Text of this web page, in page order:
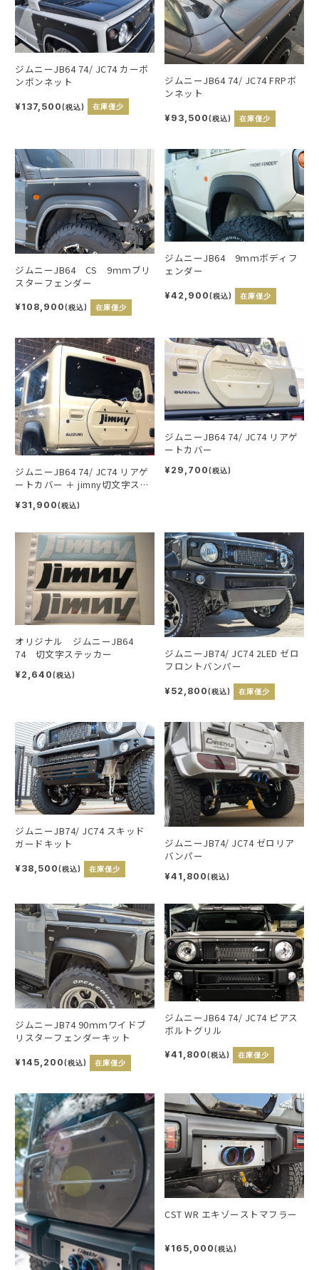
ジムニーJB64 74/ JC74 カーボ
ンボンネット
¥137,500(税込) 在庫僅少
ジムニーJB64 74/ JC74 FRPボ
ンネット
¥93,500(税込) 在庫僅少
ジムニーJB64 CS 9ｍｍブリ
スターフェンダー
¥108,900(税込) 在庫僅少
ジムニーJB64 9ｍｍボディフ
ェンダー
¥42,900(税込) 在庫僅少
ジムニーJB64 74/ JC74 リアゲ
ートカバー ＋ jimny切文字ステ
¥31,900(税込)
ジムニーJB64 74/ JC74 リアゲ
ートカバー
¥29,700(税込)
オリジナル ジムニーJB64
74 切文字ステッカー
¥2,640(税込)
ジムニーJB74/ JC74 2LED ゼロ
フロントバンパー
¥52,800(税込) 在庫僅少
ジムニーJB74/ JC74 スキッド
ガードキット
¥38,500(税込) 在庫僅少
ジムニーJB74/ JC74 ゼロリア
バンパー
¥41,800(税込)
ジムニーJB74 90ｍｍワイドブ
リスターフェンダーキット
¥145,200(税込) 在庫僅少
ジムニーJB64 74/ JC74 ピアス
ボルトグリル
¥41,800(税込) 在庫僅少
CST WR エキゾーストマフラー
¥165,000(税込)